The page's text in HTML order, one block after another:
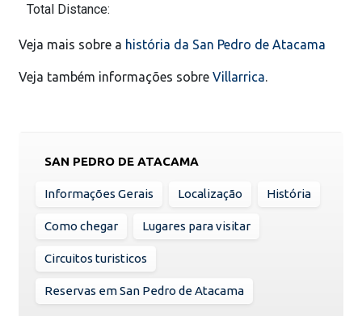
Total Distance:
Veja mais sobre a história da San Pedro de Atacama
Veja também informações sobre Villarrica.
SAN PEDRO DE ATACAMA
Informações Gerais Localização História
Como chegar Lugares para visitar
Circuitos turisticos
Reservas em San Pedro de Atacama